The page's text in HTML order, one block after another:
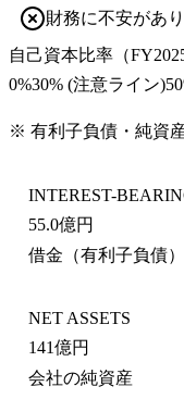
財務に不安があ
自己資本比率 （
0%30% (注意ライン)50
※ 有利子負債・純資
INTEREST-
55.0億円
借金（有利子負債）
NET ASSETS
141億円
会社の純資産